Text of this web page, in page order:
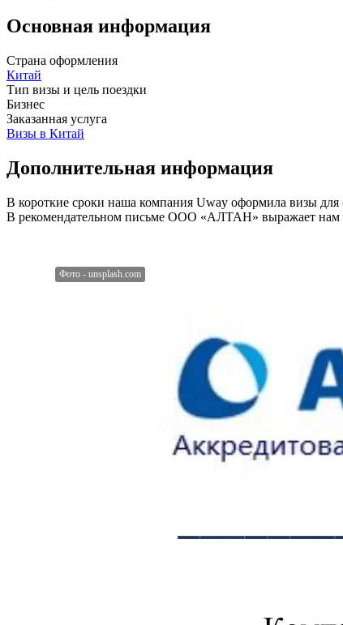
Основная информация
Страна оформления
Китай
Тип визы и цель поездки
Бизнес
Заказанная услуга
Визы в Китай
Дополнительная информация
В короткие сроки наша компания Uway оформила визы для
В рекомендательном письме OOO «АЛТАН» выражает нам